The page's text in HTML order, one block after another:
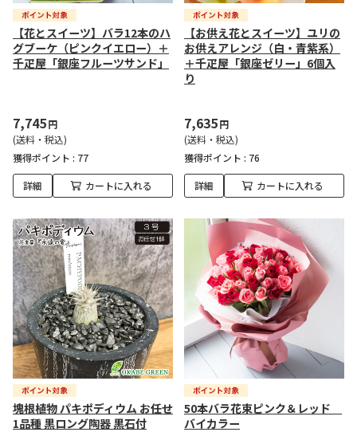
【花とスイーツ】バラ12本のハ
グブーケ（ピンクイエロー）＋
千疋屋「銀座フルーツサンド」
7,745円
(送料・税込)
獲得ポイント : 77
詳細 カートに入れる
【お供え花とスイーツ】ユリの
お供えアレンジ（白・青紫系）
＋千疋屋「銀座ゼリー」6個入
り
7,635円
(送料・税込)
獲得ポイント : 76
詳細 カートに入れる
塊根植物 パキポディウム お任せ
1品種 黒ロング陶器 黒石付
50本バラ花束ピンク＆レッド
バイカラー